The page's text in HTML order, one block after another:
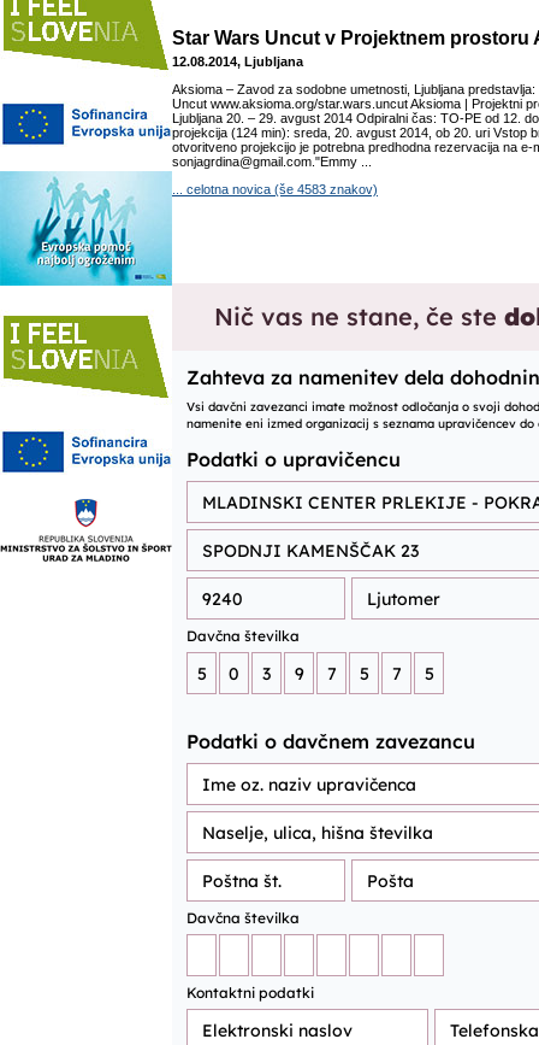
Star Wars Uncut v Projektnem prostoru
12.08.2014, Ljubljana
Aksioma – Zavod za sodobne umetnosti, Ljubljana
Uncut www.aksioma.org/star.wars.uncut Aksioma | Projektni
Ljubljana 20. – 29. avgust 2014 Odpiralni čas: TO-PE od 12.
projekcija (124 min): sreda, 20. avgust 2014, ob 20. uri Vstop
otvoritveno projekcijo je potrebna predhodna rezervacija na e-
sonjagrdina@gmail.com. ​ "Emmy ...
... celotna novica (še 4583 znakov)